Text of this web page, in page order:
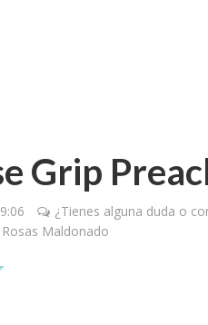
Grip
¿Tienes alguna duda o
Maldonado